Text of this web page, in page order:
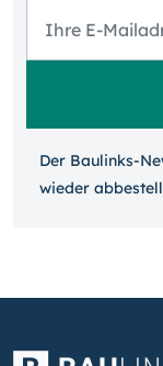
Der Baulinks-
wieder